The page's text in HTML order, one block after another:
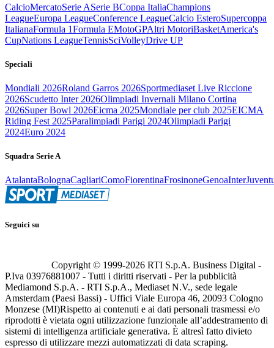
CalcioMercatoSerie ASerie BCoppa ItaliaChampions
LeagueEuropa LeagueConference LeagueCalcio EsteroSupercoppa
ItalianaFormula 1Formula EMotoGPAltri MotoriBasketAmerica's
CupNations LeagueTennisSciVolleyDrive UP
Speciali
Mondiali 2026Roland Garros 2026Sportmediaset Live Riccione
2026Scudetto Inter 2026Olimpiadi Invernali Milano Cortina
2026Super Bowl 2026Eicma 2025Mondiale per club 2025EICMA
Riding Fest 2025Paralimpiadi Parigi 2024Olimpiadi Parigi
2024Euro 2024
Squadra Serie A
AtalantaBolognaCagliariComoFiorentinaFrosinoneGenoaInter
Seguici su
Copyright © 1999-2026 RTI S.p.A. Business Digital -
P.Iva 03976881007 - Tutti i diritti riservati - Per la pubblicità
Mediamond S.p.A. - RTI S.p.A., Mediaset N.V., sede legale
Amsterdam (Paesi Bassi) - Uffici Viale Europa 46, 20093 Cologno
Monzese (MI)Rispetto ai contenuti e ai dati personali trasmessi e/o
riprodotti è vietata ogni utilizzazione funzionale all’addestramento di
sistemi di intelligenza artificiale generativa. È altresì fatto divieto
espresso di utilizzare mezzi automatizzati di data scraping.